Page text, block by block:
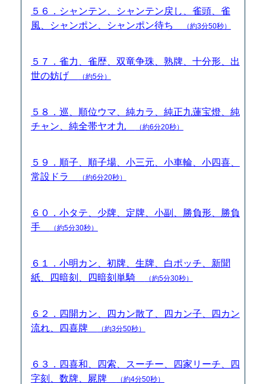
５６．シャンテン、シャンテン戻し、雀頭、雀
風、シャンポン、シャンポン待ち
（約3分50秒）
５７．雀力、雀歴、双竜争珠、熟牌、十分形、出
世の妨げ
（約5分）
５８．巡、順位ウマ、純カラ、純正九蓮宝燈、純
チャン、純全帯ヤオ九
（約6分20秒）
５９．順子、順子場、小三元、小車輪、小四喜、
常設ドラ
（約6分20秒）
６０．小タテ、少牌、定牌、小副、勝負形、勝負
手
（約5分30秒）
６１．小明カン、初牌、生牌、白ポッチ、新聞
紙、四暗刻、四暗刻単騎
（約5分30秒）
６２．四開カン、四カン散了、四カン子、四カン
流れ、四喜牌
（約3分50秒）
６３．四喜和、四索、スーチー、四家リーチ、四
字刻、数牌、屍牌
（約4分50秒）